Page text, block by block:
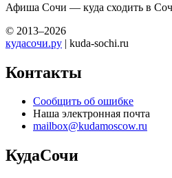
Афиша Сочи — куда сходить в
© 2013–2026
кудасочи.ру | kuda-sochi.ru
Контакты
Сообщить об ошибке
Наша электронная почта
mailbox@kudamoscow.ru
КудаСочи